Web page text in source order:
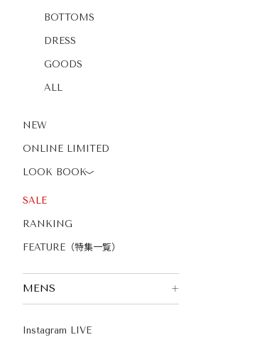
BOTTOMS
DRESS
GOODS
ALL
NEW
ONLINE LIMITED
LOOK BOOK〉
SALE
RANKING
FEATURE（特集一覧）
MENS
Instagram LIVE